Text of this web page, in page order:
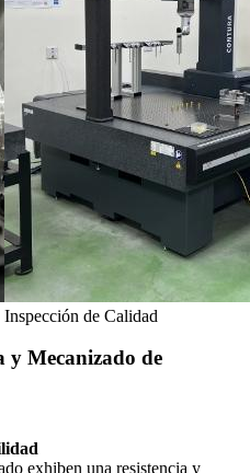
Inspección de Calidad
y Mecanizado de
exhiben una resistencia y